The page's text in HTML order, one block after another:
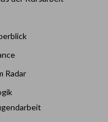
Radar